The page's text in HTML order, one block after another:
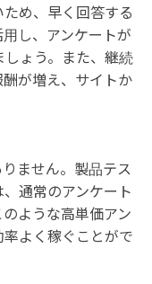
め、早く回答する
し、アンケートが
ょう。また、継続
が増え、サイトか
ません。製品テス
通常のアンケート
ような高単価アン
よく稼ぐことがで